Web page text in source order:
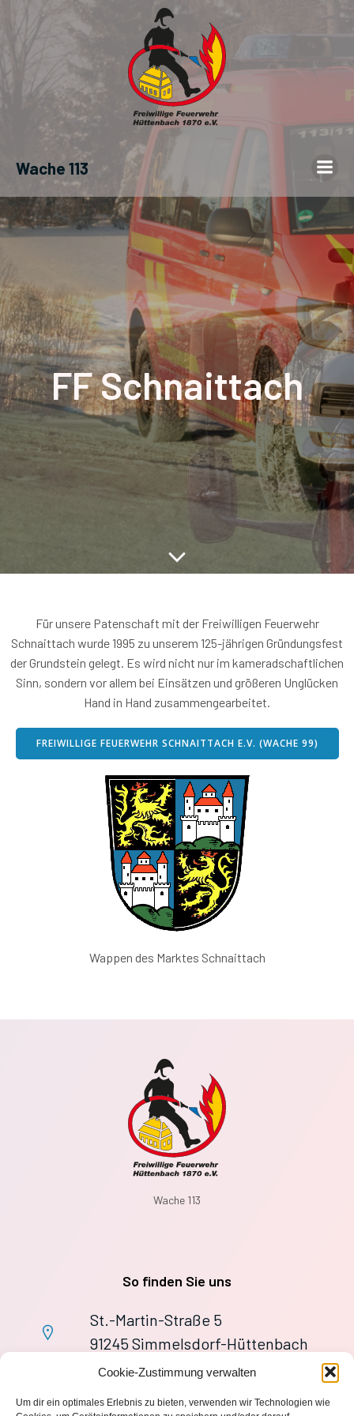
Cookie-Zustimmung verwalten
Um dir ein optimales Erlebnis zu bieten, verwenden wir Technologien wie
Wache 113
FF Schnaittach
Für unsere Patenschaft mit der Freiwilligen Feuerwehr
Schnaittach wurde 1995 zu unserem 125-jährigen Gründungsfest
der Grundstein gelegt. Es wird nicht nur im kameradschaftlichen
Sinn, sondern vor allem bei Einsätzen und größeren Unglücken
Hand in Hand zusammengearbeitet.
FREIWILLIGE FEUERWEHR SCHNAITTACH E.V. (WACHE 99)
Wappen des Marktes Schnaittach
Wache 113
So finden Sie uns
St.-Martin-Straße 5
91245 Simmelsdorf-Hüttenbach
+49 9155 9279727